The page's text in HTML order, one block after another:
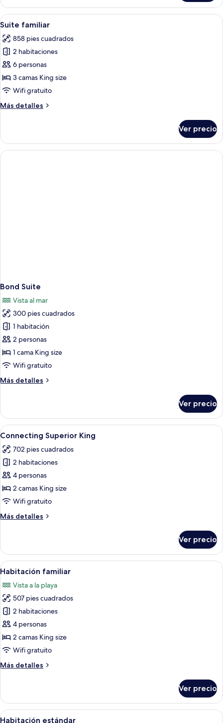
estándar
(Connecting
Standard
Room)
Abrir
todas
las
fotos
de
Suite
familiar
Un dormitorio con cama con dosel,
1
Suite familiar
858 pies cuadrados
2 habitaciones
6 personas
3 camas King size
Wifi gratuito
Más detalles
Más
familiar
Ver precio
Bond Suite
Vista al mar
300 pies cuadrados
1 habitación
2 personas
1 cama King size
Wifi gratuito
Más detalles
Más
Suite
Ver precio
Abrir
todas
las
fotos
de
Connecting
Superior
Una habitación de hotel con cama,
1
Connecting Superior King
702 pies cuadrados
2 habitaciones
4 personas
2 camas King size
Wifi gratuito
Más detalles
Más
Superior
King
Ver precio
Abrir
todas
las
fotos
de
Habitación
familiar
Una cama con dosel con colcha
1
Habitación familiar
Vista a la playa
507 pies cuadrados
2 habitaciones
4 personas
2 camas King size
Wifi gratuito
Más detalles
Más
familiar
Ver precio
Abrir
Una habitación de hotel moderna
1
Habitación estándar